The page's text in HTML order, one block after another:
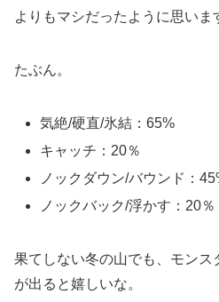
よりもマシだったように思いま
たぶん。
気絶/硬直/氷結：65%
キャッチ：20％
ノックダウン/バウンド：
ノックバック/浮かす：20％
果てしない冬の山でも、モン
が出ると嬉しいな。